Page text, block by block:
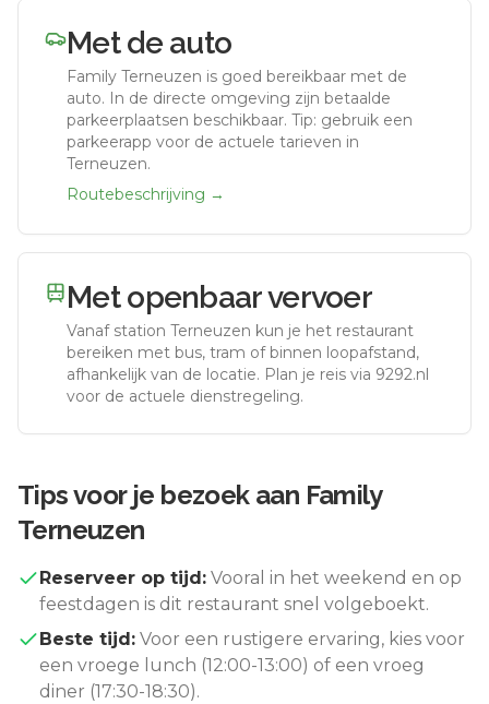
Met de auto
Family Terneuzen is goed bereikbaar met de
auto.
In de directe omgeving zijn betaalde
parkeerplaatsen beschikbaar. Tip: gebruik een
parkeerapp voor de actuele tarieven in
Terneuzen.
Routebeschrijving →
Met openbaar vervoer
Vanaf station Terneuzen kun je het restaurant
bereiken met bus, tram of binnen loopafstand,
afhankelijk van de locatie. Plan je reis via 9292.nl
voor de actuele dienstregeling.
Tips voor je bezoek aan Family
Terneuzen
Reserveer op tijd: Vooral in het weekend en op
feestdagen is dit restaurant snel volgeboekt.
Beste tijd: Voor een rustigere ervaring, kies voor
een vroege lunch (12:00-13:00) of een vroeg
diner (17:30-18:30).